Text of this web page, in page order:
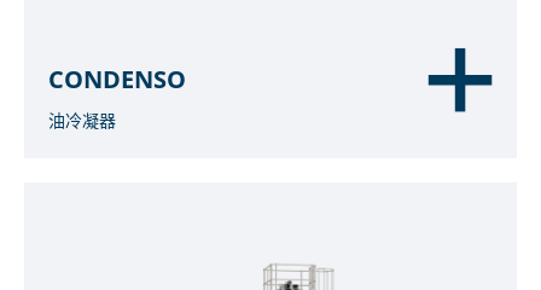
CONDENSO
油冷凝器